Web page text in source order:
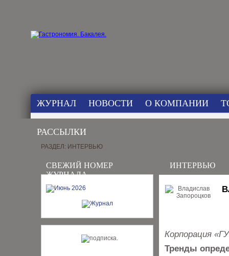
ЖУРНАЛ НОВОСТИ О КОМПАНИИ
РАССЫЛКИ
СВЕЖИЙ НОМЕР
ЖУРНАЛА
РАЗДЕЛ: ИНТЕРВЬЮ
ИНТЕРВЬЮ
Корпорация
Тренды